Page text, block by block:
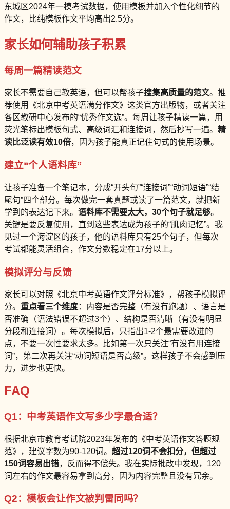
东城区2024年一模考试数据，使用模板并加入个性化细节的
作文，比纯模板作文平均高出2.5分。
家长如何辅助孩子积累
每周一篇精读范文
家长不需要自己教英语，但可以帮孩子搜集高质量的范文。推
荐使用《北京中考英语满分作文》这类官方出版物，或者关注
各区教研中心发布的“优秀作文选”。每周让孩子精读一篇，用
荧光笔标出模板句式、高级词汇和连接词，然后抄写一遍。 精
读比泛读有效10倍，因为孩子能真正记住句式的使用场景。
建立“个人语料库”
让孩子准备一个笔记本，分成“开头句”“连接词”“动词短语”“结
尾句”四个部分。每次做完一套真题或读了一篇范文，就把新
学到的表达记下来。 语料库不需要太大，30个句子就足够。
关键是要反复使用，直到这些表达成为孩子的“肌肉记忆”。我
见过一个海淀区的孩子，他的语料库只有25个句子，但每次
考试都能灵活组合，作文分数稳定在17分以上。
模拟评分与反馈
家长可以对照《北京中考英语作文评分标准》，帮孩子模拟评
分。 重点看三个维度：内容是否完整（有没有跑题）、语言是
否准确（语法错误不超过3个）、结构是否清晰（有没有明显
分段和连接词）。每次模拟后，只指出1-2个最需要改进的
点，不要一次性要求太多。比如第一次只关注“有没有用连接
词”，第二次再关注“动词短语是否高级”。这样孩子不会感到压
力，进步也更快。
FAQ
Q1：中考英语作文写多少字最合适？
根据北京市教育考试院2023年发布的《中考英语作文答题规
范》，建议字数为90-120词。 超过120词不会扣分，但超过
150词容易出错，反而得不偿失。我在实际批改中发现，120
词左右的作文最容易拿到高分，因为内容完整且没有冗余。
Q2：模板会让作文被判雷同吗？